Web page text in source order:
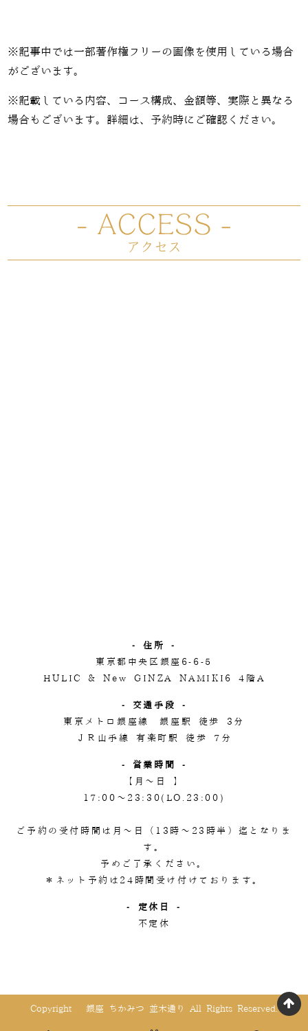
※記事中では一部著作権フリーの画像を使用している場合
がございます。
※記載している内容、コース構成、金額等、実際と異なる
場合もございます。詳細は、予約時にご確認ください。
- 住所 -
東京都中央区銀座6-6-5
HULIC & New GINZA NAMIKI6 4階A
- 交通手段 -
東京メトロ銀座線 銀座駅 徒歩 3分
ＪＲ山手線 有楽町駅 徒歩 7分
- 営業時間 -
【月～日 】
17:00～23:30(LO.23:00)
ご予約の受付時間は月～日（13時～23時半）迄となりま
す。
予めご了承ください。
＊ネット予約は24時間受け付けております。
- 定休日 -
不定休
Copyright © 銀座 ちかみつ 並木通り All Rights Reserved.